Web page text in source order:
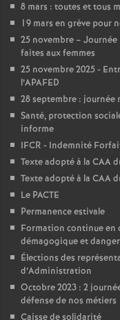
8 mars : toutes et tous
19 mars en grève pour
25 novembre –
faites aux femmes
25 novembre 2025 -
l’APAFED
28 septembre : journée
Santé, protection
informe
IFCR - Indemnité
Texte adopté à la CAA
Texte adopté à la CAA
Le PACTE
Permanence estivale
Formation continue en
démagogique et
Élections des
d’Administration
Octobre 2023 : 2
défense de nos métiers